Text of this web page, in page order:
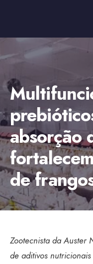
absorção
de
Zootecnista da Auster
de aditivos